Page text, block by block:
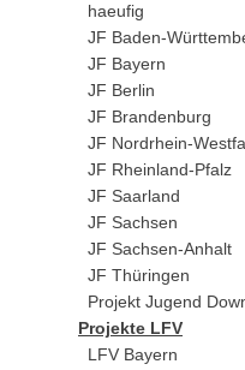
haeufig
JF Baden-
JF Bayern
JF Berlin
JF Brandenburg
JF Nordrhein-
JF Rheinland-Pfalz
JF Saarland
JF Sachsen
JF Sachsen-Anhalt
JF Thüringen
Projekt Jugend
Projekte LFV
LFV Bayern